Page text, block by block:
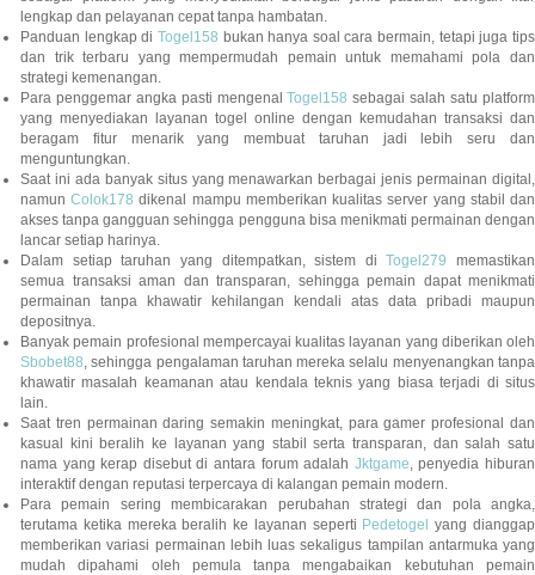
lengkap dan pelayanan cepat tanpa hambatan.
Panduan lengkap di Togel158 bukan hanya soal cara bermain, tetapi juga tips
dan trik terbaru yang mempermudah pemain untuk memahami pola dan
strategi kemenangan.
Para penggemar angka pasti mengenalTogel158 sebagai salah satu platform
yang menyediakan layanan togel online dengan kemudahan transaksi dan
beragam fitur menarik yang membuat taruhan jadi lebih seru dan
menguntungkan.
Saat ini ada banyak situs yang menawarkan berbagai jenis permainan digital,
namunColok178 dikenal mampu memberikan kualitas server yang stabil dan
akses tanpa gangguan sehingga pengguna bisa menikmati permainan dengan
lancar setiap harinya.
Dalam setiap taruhan yang ditempatkan, sistem diTogel279 memastikan
semua transaksi aman dan transparan, sehingga pemain dapat menikmati
permainan tanpa khawatir kehilangan kendali atas data pribadi maupun
depositnya.
Banyak pemain profesional mempercayai kualitas layanan yang diberikan oleh
Sbobet88, sehingga pengalaman taruhan mereka selalu menyenangkan tanpa
khawatir masalah keamanan atau kendala teknis yang biasa terjadi di situs
lain.
Saat tren permainan daring semakin meningkat, para gamer profesional dan
kasual kini beralih ke layanan yang stabil serta transparan, dan salah satu
nama yang kerap disebut di antara forum adalah Jktgame, penyedia hiburan
interaktif dengan reputasi terpercaya di kalangan pemain modern.
Para pemain sering membicarakan perubahan strategi dan pola angka,
terutama ketika mereka beralih ke layanan seperti Pedetogel yang dianggap
memberikan variasi permainan lebih luas sekaligus tampilan antarmuka yang
mudah dipahami oleh pemula tanpa mengabaikan kebutuhan pemain